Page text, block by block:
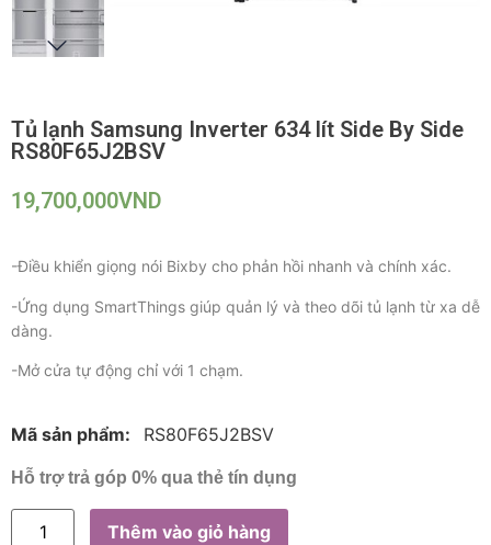
Tủ lạnh Samsung Inverter 634 lít Side By Side
RS80F65J2BSV
19,700,000VND
-Điều khiển giọng nói Bixby cho phản hồi nhanh và chính xác.
-Ứng dụng SmartThings giúp quản lý và theo dõi tủ lạnh từ xa dễ
dàng.
-Mở cửa tự động chỉ với 1 chạm.
Mã sản phẩm: RS80F65J2BSV
Hỗ trợ trả góp 0% qua thẻ tín dụng
Thêm vào giỏ hàng